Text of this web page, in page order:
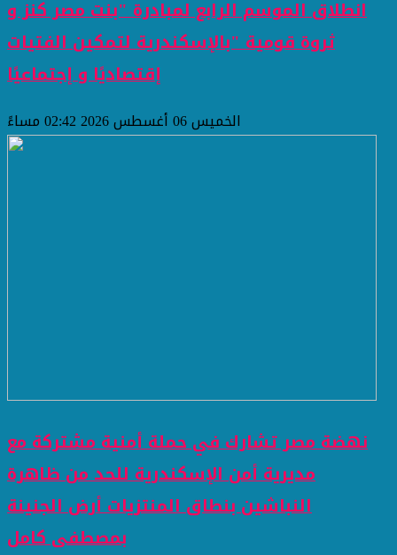
انطلاق الموسم الرابع لمبادرة "بنت مصر كنز و
ثروة قومية "بالإسكندرية لتمكين الفتيات
إقتصاديًا و إجتماعيًا
الخميس 06 أغسطس 2026 02:42 مساءً
نهضة مصر تشارك في حملة أمنية مشتركة مع
مديرية أمن الإسكندرية للحد من ظاهرة
النباشين بنطاق المنتزيات أرض الجنينة
بمصطفى كامل